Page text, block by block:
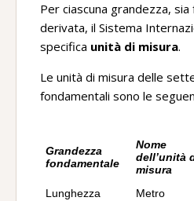
Per ciascuna grandezza,
derivata, il Sistema
specifica unità di misura.
Le unità di misura delle
fondamentali sono le
Grandezza
fondamentale
Nome
dell’unità
misura
Lunghezza
Metro